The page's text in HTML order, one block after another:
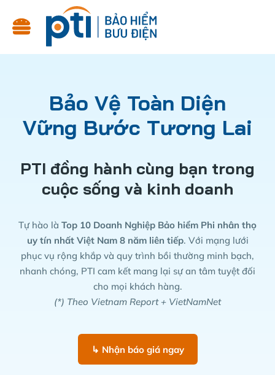
Bảo Vệ Toàn Diện
Vững Bước Tương Lai
PTI đồng hành cùng bạn trong
cuộc sống và kinh doanh
Tự hào là Top 10 Doanh Nghiệp Bảo hiểm Phi nhân thọ
uy tín nhất Việt Nam 8 năm liên tiếp. Với mạng lưới
phục vụ rộng khắp và quy trình bồi thường minh bạch,
nhanh chóng, PTI cam kết mang lại sự an tâm tuyệt đối
cho mọi khách hàng.
(*) Theo Vietnam Report + VietNamNet
↳ Nhận báo giá ngay